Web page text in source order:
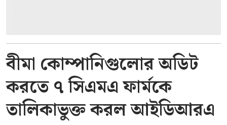
বীমা কোম্পানিগুলোর অডিট
করতে ৭ সিএমএ ফার্মকে
তালিকাভুক্ত করল আইডিআরএ